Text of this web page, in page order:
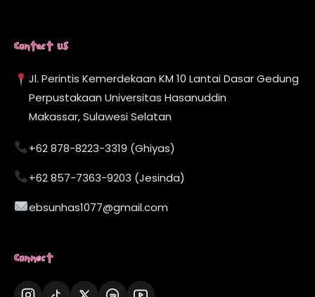
Contact Us
Jl. Perintis Kemerdekaan KM 10 Lantai Dasar Gedung
Perpustakaan Universitas Hasanuddin
Makassar, Sulawesi Selatan
+62 878-8223-3319 (Ghiyas)
+62 857-7363-9203 (Jesinda)
ebsunhas1077@gmail.com
Connect